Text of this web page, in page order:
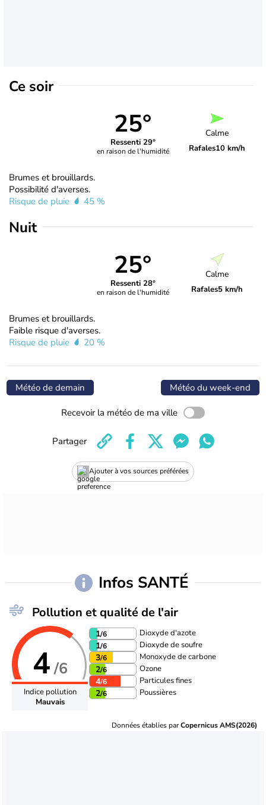
Ce soir
25°
Ressenti 29°
en raison de l'humidité
Calme
Rafales10 km/h
Brumes et brouillards.
Possibilité d'averses.
Risque de pluie
45 %
Nuit
25°
Ressenti 28°
en raison de l'humidité
Calme
Rafales5 km/h
Brumes et brouillards.
Faible risque d'averses.
Risque de pluie
20 %
Météo de demain Météo du week-end
Recevoir la météo de ma ville
Ajouter à vos sources préférées
Partager
Infos SANTÉ
Pollution et qualité de l'air
4/6
Indice pollution
Mauvais
1/6 Dioxyde d'azote
1/6 Dioxyde de soufre
3/6 Monoxyde de carbone
2/6 Ozone
4/6 Particules fines
2/6 Poussières
Données établies parCopernicus AMS(2026)